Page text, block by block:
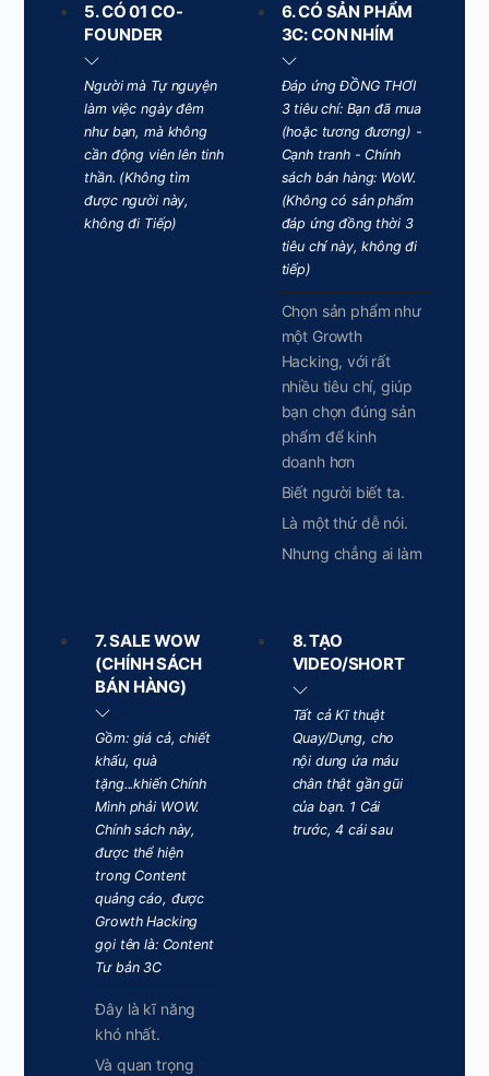
5. CÓ 01 CO-
FOUNDER
Người mà Tự nguyện
làm việc ngày đêm
như bạn, mà không
cần động viên lên tinh
thần. (Không tìm
được người này,
không đi Tiếp)
6. CÓ SẢN PHẨM
3C: CON NHÍM
Đáp ứng ĐỒNG THƠI
3 tiêu chí: Bạn đã mua
(hoặc tương đương) -
Cạnh tranh - Chính
sách bán hàng: WoW.
(Không có sản phẩm
đáp ứng đồng thời 3
tiêu chí này, không đi
tiếp)
Chọn sản phẩm như
một Growth
Hacking, với rất
nhiều tiêu chí, giúp
bạn chọn đúng sản
phẩm để kinh
doanh hơn
Biết người biết ta.
Là một thứ dễ nói.
Nhưng chẳng ai làm
7. SALE WOW
(CHÍNH SÁCH
BÁN HÀNG)
Gồm: giá cả, chiết
khấu, quà
tặng...khiến Chính
Mình phải WOW.
Chính sách này,
được thể hiện
trong Content
quảng cáo, được
Growth Hacking
gọi tên là: Content
Tư bản 3C
Đây là kĩ năng
khó nhất.
Và quan trọng
8. TẠO
VIDEO/SHORT
Tất cả Kĩ thuật
Quay/Dựng, cho
nội dung ứa máu
chân thật gần gũi
của bạn. 1 Cái
trước, 4 cái sau